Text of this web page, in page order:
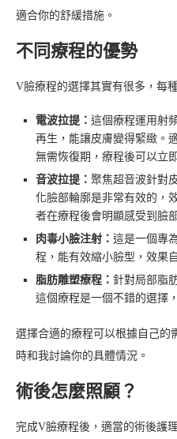
適合你的舒緩措施。
不同療程的優勢
V臉療程的選擇其實有很多，每
電波拉提： 這個療程運用射
再生，能讓皮膚變得緊緻。
無需恢復期，療程後可以立
音波拉提： 聚焦超音波針對
化臉部輪廓是非常有效的，
者在療程後會明顯感受到臉
肉毒小臉注射： 這是一個專
程，能有效縮小臉型，效果
脂肪雕塑療程： 針對局部脂
這個療程是一個不錯的選擇
選擇合適的療程可以根據自己的
時和我討論你的具體情況。
術後怎麼照顧？
完成V臉療程後，適當的術後護